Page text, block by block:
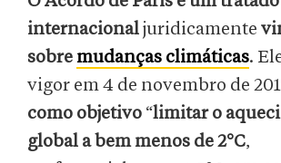
internacionaljuridicamente
sobre mudanças climáticas.
vigor em 4 de novembro de
como objetivo “limitar o
global a bem menos de 2°C,